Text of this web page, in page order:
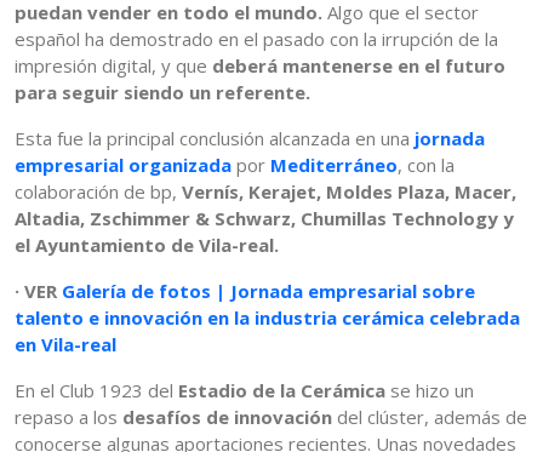
puedan vender en todo el mundo. Algo que el sector
español ha demostrado en el pasado con la irrupción de la
impresión digital, y que deberá mantenerse en el futuro
para seguir siendo un referente.
Esta fue la principal conclusión alcanzada en una jornada
empresarial organizada por Mediterráneo, con la
colaboración de bp, Vernís, Kerajet, Moldes Plaza, Macer,
Altadia, Zschimmer & Schwarz, Chumillas Technology y
el Ayuntamiento de Vila-real.
· VER Galería de fotos | Jornada empresarial sobre
talento e innovación en la industria cerámica celebrada
en Vila-real
En el Club 1923 del Estadio de la Cerámica se hizo un
repaso a los desafíos de innovación del clúster, además de
conocerse algunas aportaciones recientes. Unas novedades